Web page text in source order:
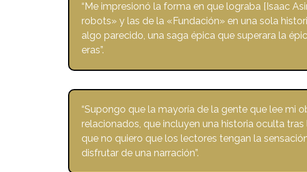
“Me impresionó la forma en que lograba [Isaac
robots» y las de la «Fundación» en una sola
algo parecido, una saga épica que superara la
eras”.
“Supongo que la mayoría de la gente que lee mi
relacionados, que incluyen una historia oculta
que no quiero que los lectores tengan la
disfrutar de una narración”.